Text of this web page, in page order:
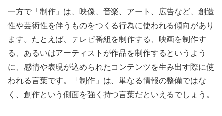
一方で「制作」は、映像、音楽、アート、広告など、創造
性や芸術性を伴うものをつくる行為に使われる傾向があり
ます。たとえば、テレビ番組を制作する、映画を制作す
る、あるいはアーティストが作品を制作するというよう
に、感情や表現が込められたコンテンツを生み出す際に使
われる言葉です。「制作」は、単なる情報の整備ではな
く、創作という側面を強く持つ言葉だといえるでしょう。